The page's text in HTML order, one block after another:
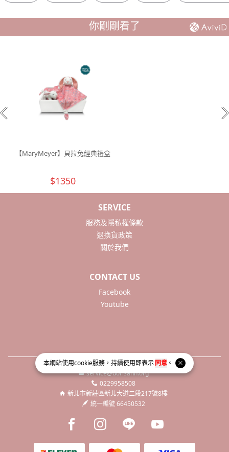
本網站使用cookie服務，持續使用即表示同意 。
你剛剛看了
【MaryMeyer】貝拉兔經典禮盒
$1350
SERVICE
服務及隱私權條款
退換貨政策
關於我們
CONTACT US
Facebook
Youtube
service@dorisann.org
0229958508
新北市新莊區新北大道二段217號8樓
統一編號 66450532
Facebook page
Instagram page
Line pageYoutube page